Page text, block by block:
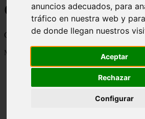
anuncios adecuados, para
tráfico en nuestra web y
de donde llegan nuestros
Aceptar
Rechazar
Configurar
Curiosidades y
Cosas curiosas, curiosidades, noticias
Mostrando 1 - 24 de 2838 artículos